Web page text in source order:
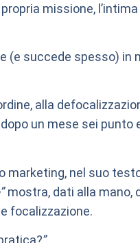
missione,
(e succede spesso) in
alla
un mese sei punto
marketing, nel suo
mostra, dati alla mano,
focalizzazione.
”